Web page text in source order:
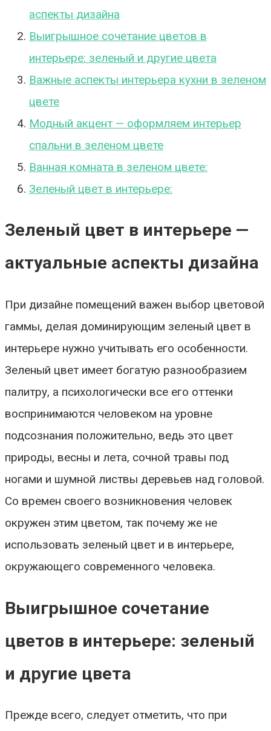
аспекты дизайна
Выигрышное сочетание цветов в
интерьере: зеленый и другие цвета
Важные аспекты интерьера кухни в зеленом
цвете
Модный акцент — оформляем интерьер
спальни в зеленом цвете
Ванная комната в зеленом цвете:
Зеленый цвет в интерьере:
Зеленый цвет в интерьере —
актуальные аспекты дизайна
При дизайне помещений важен выбор цветовой
гаммы, делая доминирующим зеленый цвет в
интерьере нужно учитывать его особенности.
Зеленый цвет имеет богатую разнообразием
палитру, а психологически все его оттенки
воспринимаются человеком на уровне
подсознания положительно, ведь это цвет
природы, весны и лета, сочной травы под
ногами и шумной листвы деревьев над головой.
Со времен своего возникновения человек
окружен этим цветом, так почему же не
использовать зеленый цвет и в интерьере,
окружающего современного человека.
Выигрышное сочетание
цветов в интерьере: зеленый
и другие цвета
Прежде всего, следует отметить, что при